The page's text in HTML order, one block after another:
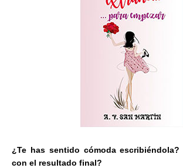
¿Te has sentido cómoda
con el resultado final?